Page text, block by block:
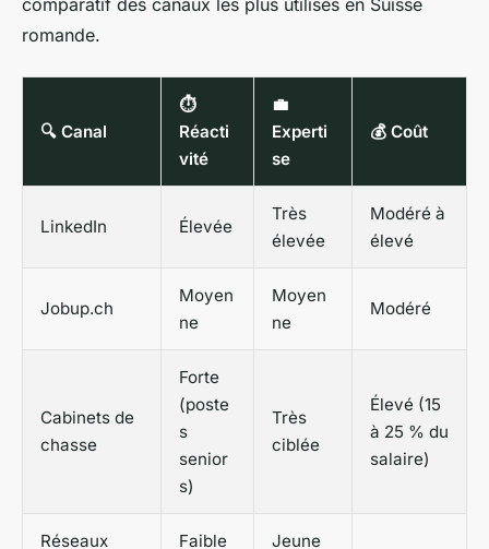
comparatif des canaux les plus utilisés en Suisse
romande.
🔍 Canal
⏱️
Réacti
vité
💼
Experti
se
💰 Coût
LinkedIn Élevée
Très
élevée
Modéré à
élevé
Jobup.ch
Moyen
ne
Moyen
ne
Modéré
Cabinets de
chasse
Forte
(poste
s
senior
s)
Très
ciblée
Élevé (15
à 25 % du
salaire)
Réseaux Faible Jeune